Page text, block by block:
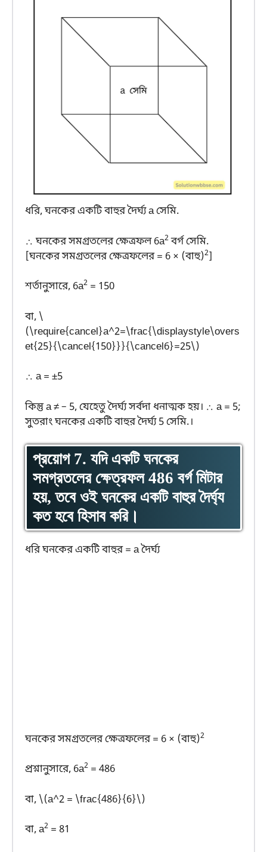
ধরি, ঘনকের একটি বাহুর দৈর্ঘ্য a সেমি.
∴ ঘনকের সমগ্রতলের ক্ষেত্রফল 6a2বর্গ সেমি.
[ঘনকের সমগ্রতলের ক্ষেত্রফলের = 6 × (বাহু)2]
শর্তানুসারে, 6a2 = 150
বা, \
(\require{cancel}a^2=\frac{\displaystyle\overs
et{25}{\cancel{150}}}{\cancel6}=25\)
∴ a = ±5
কিন্তু a ≠ – 5, যেহেতু দৈর্ঘ্য সর্বদা ধনাত্মক হয়। ∴ a = 5;
সুতরাং ঘনকের একটি বাহুর দৈর্ঘ্য 5 সেমি.।
প্রয়োগ 7. যদি একটি ঘনকের
সমগ্রতলের ক্ষেত্রফল 486 বর্গ মিটার
হয়, তবে ওই ঘনকের একটি বাহুর দৈর্ঘ্য
কত হবে হিসাব করি।
ধরি ঘনকের একটি বাহুর = a দৈর্ঘ্য
ঘনকের সমগ্রতলের ক্ষেত্রফলের = 6 × (বাহু)2
প্রশ্নানুসারে, 6a2 = 486
বা, \(a^2 = \frac{486}{6}\)
বা, a2 = 81